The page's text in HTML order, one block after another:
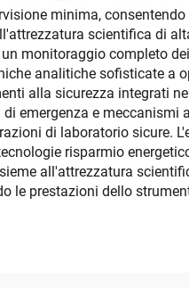
minima,
scientifica di
monitoraggio completo
analitiche sofisticate a
alla sicurezza integrati
emergenza e
di laboratorio sicure.
risparmio
all'attrezzatura
le prestazioni dello